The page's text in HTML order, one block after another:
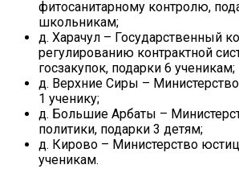
фитосанитарному контролю,
школьникам;
д. Харачул – Государственный
регулированию контрактной
госзакупок, подарки 6 ученикам;
д. Верхние Сиры –
1 ученику;
д. Большие Арбаты –
политики, подарки 3 детям;
д. Кирово – Министерство
ученикам.